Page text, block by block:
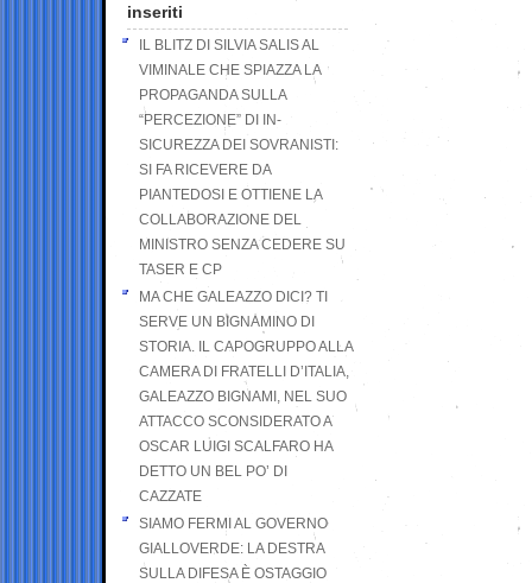
inseriti
IL BLITZ DI SILVIA SALIS AL
VIMINALE CHE SPIAZZA LA
PROPAGANDA SULLA
“PERCEZIONE” DI IN-
SICUREZZA DEI SOVRANISTI:
SI FA RICEVERE DA
PIANTEDOSI E OTTIENE LA
COLLABORAZIONE DEL
MINISTRO SENZA CEDERE SU
TASER E CP
MA CHE GALEAZZO DICI? TI
SERVE UN BIGNAMINO DI
STORIA. IL CAPOGRUPPO ALLA
CAMERA DI FRATELLI D’ITALIA,
GALEAZZO BIGNAMI, NEL SUO
ATTACCO SCONSIDERATO A
OSCAR LUIGI SCALFARO HA
DETTO UN BEL PO’ DI
CAZZATE
SIAMO FERMI AL GOVERNO
GIALLOVERDE: LA DESTRA
SULLA DIFESA È OSTAGGIO